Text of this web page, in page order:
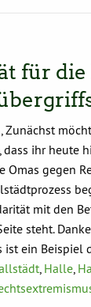
für
Zunächst
ihr heute
Omas gegen
mit den
steht.
ist ein Beispiel
, Halle,